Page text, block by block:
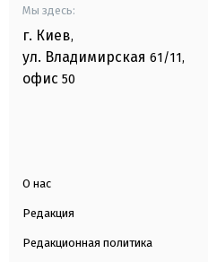
Мы здесь:
г. Киев,
ул. Владимирская 61/11,
офис 50
О нас
Редакция
Редакционная политика